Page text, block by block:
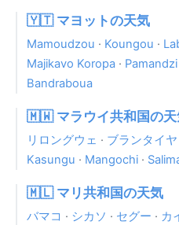
🇾🇹 マヨットの天気
Mamoudzou · Koungou ·
Majikavo Koropa · Pamandzi
Bandraboua
🇲🇼 マラウイ共和国の天
リロングウェ · ブランタイヤ
Kasungu · Mangochi ·
🇲🇱 マリ共和国の天気
バマコ · シカソ · セグー · カ